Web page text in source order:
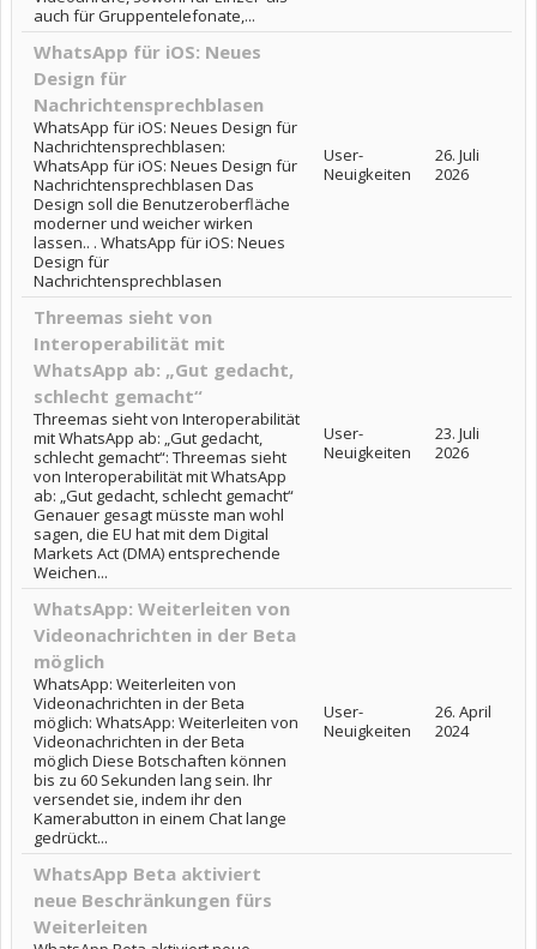
auch für Gruppentelefonate,...
WhatsApp für iOS: Neues
Design für
Nachrichtensprechblasen
WhatsApp für iOS: Neues Design für
Nachrichtensprechblasen:
WhatsApp für iOS: Neues Design für
Nachrichtensprechblasen Das
Design soll die Benutzeroberfläche
moderner und weicher wirken
lassen.. . WhatsApp für iOS: Neues
Design für
Nachrichtensprechblasen
User-
Neuigkeiten
26. Juli
2026
Threemas sieht von
Interoperabilität mit
WhatsApp ab: „Gut gedacht,
schlecht gemacht“
Threemas sieht von Interoperabilität
mit WhatsApp ab: „Gut gedacht,
schlecht gemacht“: Threemas sieht
von Interoperabilität mit WhatsApp
ab: „Gut gedacht, schlecht gemacht“
Genauer gesagt müsste man wohl
sagen, die EU hat mit dem Digital
Markets Act (DMA) entsprechende
Weichen...
User-
Neuigkeiten
23. Juli
2026
WhatsApp: Weiterleiten von
Videonachrichten in der Beta
möglich
WhatsApp: Weiterleiten von
Videonachrichten in der Beta
möglich: WhatsApp: Weiterleiten von
Videonachrichten in der Beta
möglich Diese Botschaften können
bis zu 60 Sekunden lang sein. Ihr
versendet sie, indem ihr den
Kamerabutton in einem Chat lange
gedrückt...
User-
Neuigkeiten
26. April
2024
WhatsApp Beta aktiviert
neue Beschränkungen fürs
Weiterleiten